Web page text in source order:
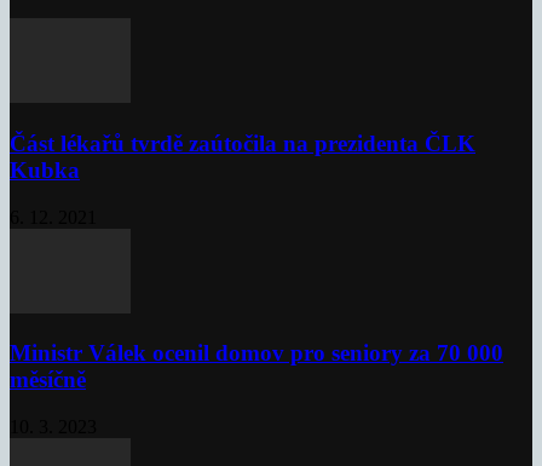
Část lékařů tvrdě zaútočila na prezidenta ČLK
Kubka
Ministr Válek ocenil domov pro seniory za 70 000
měsíčně